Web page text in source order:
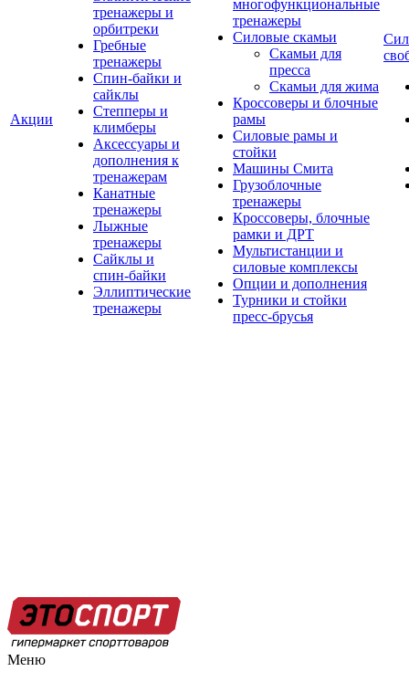
Акции
тренажеры и
орбитреки
Гребные
тренажеры
Спин-байки и
сайклы
Степперы и
климберы
Аксессуары и
дополнения к
тренажерам
Канатные
тренажеры
Лыжные
тренажеры
Сайклы и
спин-байки
Эллиптические
тренажеры
многофункциональные
тренажеры
Силовые скамьи
Скамьи для
пресса
Скамьи для жима
Кроссоверы и блочные
рамы
Силовые рамы и
стойки
Машины Смита
Грузоблочные
тренажеры
Кроссоверы, блочные
рамки и ДРТ
Мультистанции и
силовые комплексы
Опции и дополнения
Турники и стойки
пресс-брусья
Меню